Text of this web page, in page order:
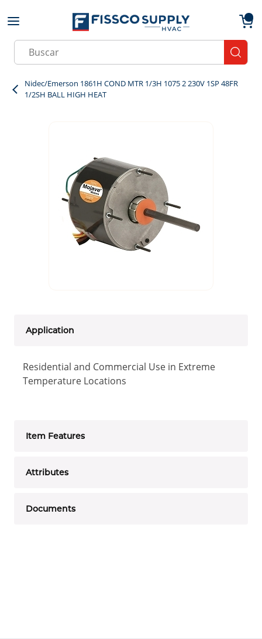
Skip to main content
Site Search
Nidec/Emerson 1861H COND MTR 1/3H 1075 2 230V 1SP 48FR
1/2SH BALL HIGH HEAT
Application
Residential and Commercial Use in Extreme
Temperature Locations
Item Features
Attributes
Documents